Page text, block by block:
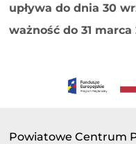
upływa do dnia 30
ważność do 31 marca
Powiatowe Centrum